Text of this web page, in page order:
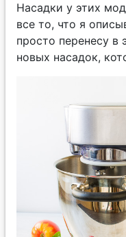
Насадки у этих
все то, что я
просто перенесу в
новых насадок,